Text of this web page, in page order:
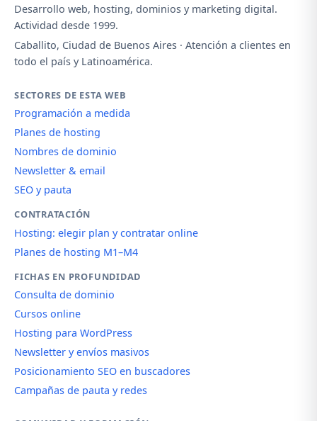
Desarrollo web, hosting, dominios y marketing digital.
Actividad desde 1999.
Caballito, Ciudad de Buenos Aires · Atención a clientes en
todo el país y Latinoamérica.
SECTORES DE ESTA WEB
Programación a medida
Planes de hosting
Nombres de dominio
Newsletter & email
SEO y pauta
CONTRATACIÓN
Hosting: elegir plan y contratar online
Planes de hosting M1–M4
FICHAS EN PROFUNDIDAD
Consulta de dominio
Cursos online
Hosting para WordPress
Newsletter y envíos masivos
Posicionamiento SEO en buscadores
Campañas de pauta y redes